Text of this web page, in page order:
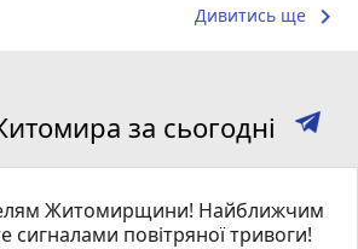
Дивитись ще keyboard_arrow_right
за сьогодні
Житомирщини! Найближчим
сигналами повітряної тривоги!